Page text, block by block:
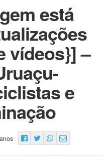
está
vídeos}] –
e